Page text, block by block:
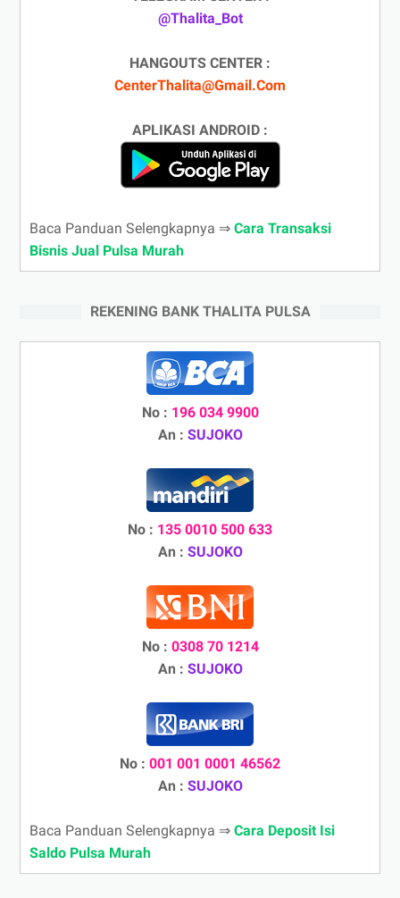
@Thalita_Bot
HANGOUTS CENTER :
CenterThalita@Gmail.Com
APLIKASI ANDROID :
Baca Panduan Selengkapnya ⇒ Cara Transaksi
Bisnis Jual Pulsa Murah
REKENING BANK THALITA PULSA
No : 196 034 9900
An : SUJOKO
No : 135 0010 500 633
An : SUJOKO
No : 0308 70 1214
An : SUJOKO
No : 001 001 0001 46562
An : SUJOKO
Baca Panduan Selengkapnya ⇒ Cara Deposit Isi
Saldo Pulsa Murah